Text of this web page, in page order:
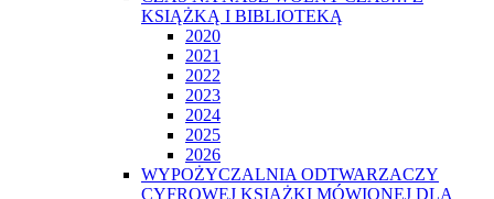
KSIĄŻKĄ I BIBLIOTEKĄ
2020
2021
2022
2023
2024
2025
2026
WYPOŻYCZALNIA ODTWARZACZY
CYFROWEJ KSIĄŻKI MÓWIONEJ DLA